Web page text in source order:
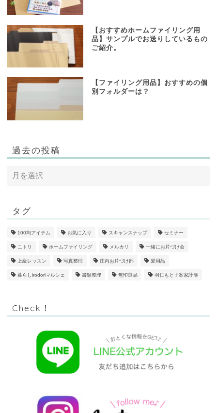
【おすすめホームファイリング用
品】サンプルでお送りしているもの
ご紹介。
【ファイリング用品】おすすめの個
別フォルダーは？
過去の投稿
タグ
100均アイテム お気に入り スキャンスナップ セミナー
ニトリ ホームファイリング メルカリ 一緒にお片づけ会
上級レッスン 写真整理 庄内お片づけ部 愛用品
暮らしirodoriマルシェ 書類整理 無印良品 羽仁もと子案家計簿
Check！